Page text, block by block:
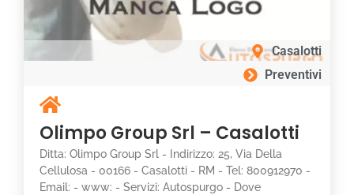
Casalotti
Preventivi
Olimpo Group Srl – Casalotti
Ditta: Olimpo Group Srl - Indirizzo: 25, Via Della
Cellulosa - 00166 - Casalotti - RM - Tel: 800912970 -
Email: - www: - Servizi: Autospurgo - Dove